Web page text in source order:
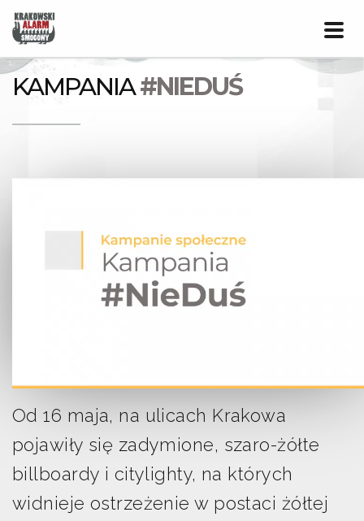
KAMPANIA#NIEDUŚ
Od 16 maja, na ulicach Krakowa
pojawiły się zadymione, szaro-żółte
billboardy i citylighty, na których
widnieje ostrzeżenie w postaci żółtej